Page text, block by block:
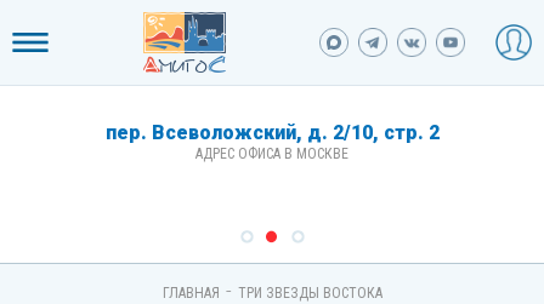
пер. Всеволожский, д. 2/10, стр. 2
АДРЕС ОФИСА В МОСКВЕ
ГЛАВНАЯ - ТРИ ЗВЕЗДЫ ВОСТОКА